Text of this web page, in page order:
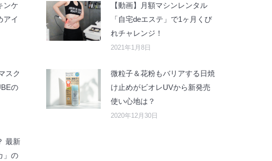
ンケ
アイ
【動画】月額マシンレンタル
「自宅deエステ」で1ヶ月くび
れチャレンジ！
2021年1月8日
スク
の
微粒子＆花粉もバリアする日焼
け止めがビオレUVから新発売
使い心地は？
2020年12月30日
最新
」の